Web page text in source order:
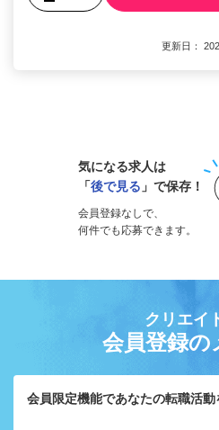
更新日：
気になる求人は
「後で見る 」で保存！
会員登録なしで、
何件でも応募できます。
クリエイ
会員登録の
会員限定機能であなたの転職活動